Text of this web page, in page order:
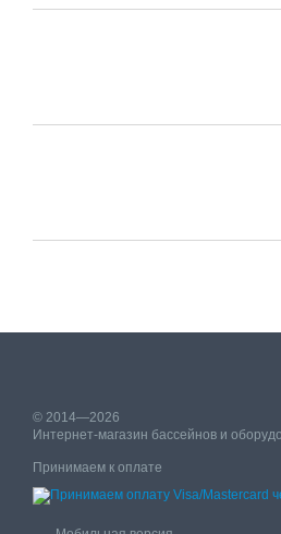
© 2014—2026
Интернет-магазин бассейнов и
Принимаем к оплате